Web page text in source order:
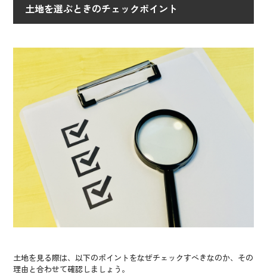
土地を選ぶときのチェックポイント
土地を見る際は、以下のポイントをなぜチェックすべきなのか、その
理由と合わせて確認しましょう。